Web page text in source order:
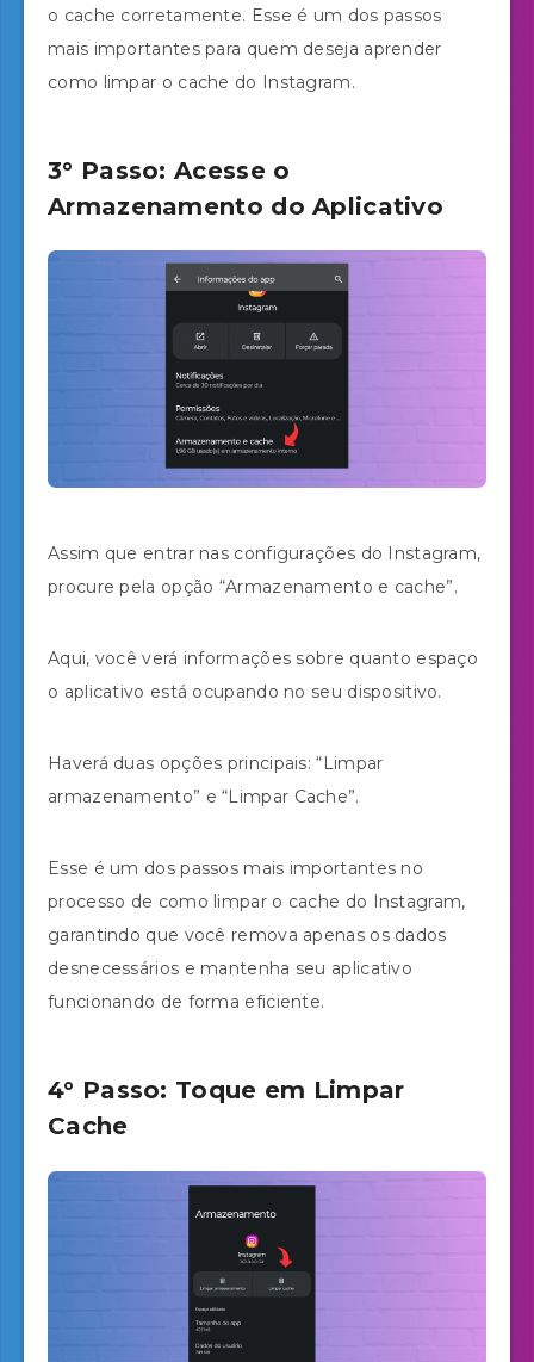
o cache corretamente. Esse é um dos passos
mais importantes para quem deseja aprender
como limpar o cache do Instagram.
3° Passo: Acesse o
Armazenamento do Aplicativo
Assim que entrar nas configurações do Instagram,
procure pela opção “Armazenamento e cache”.
Aqui, você verá informações sobre quanto espaço
o aplicativo está ocupando no seu dispositivo.
Haverá duas opções principais: “Limpar
armazenamento” e “Limpar Cache”.
Esse é um dos passos mais importantes no
processo de como limpar o cache do Instagram,
garantindo que você remova apenas os dados
desnecessários e mantenha seu aplicativo
funcionando de forma eficiente.
4° Passo: Toque em Limpar
Cache